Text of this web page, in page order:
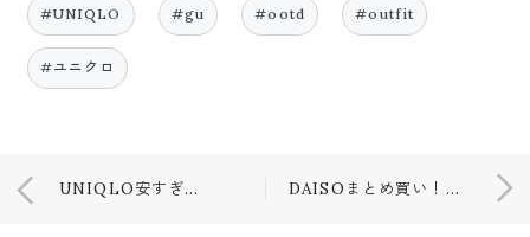
#UNIQLO #gu #ootd #outfit
#ユニクロ
UNIQLO安すぎて３色買いしたワゴン品❤️ DAISOまとめ買い！！！❤️